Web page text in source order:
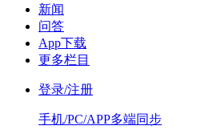
新闻
问答
App下载
更多栏目
登录/注册
手机/PC/APP多端同步